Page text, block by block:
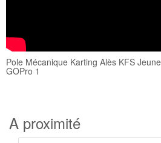
Pole Mécanique Karting Alès KFS Jeune
GOPro 1
A proximité